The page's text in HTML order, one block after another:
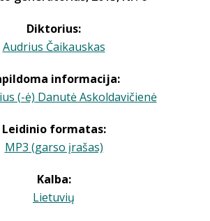
Diktorius:
Audrius Čaikauskas
informacija:
(-ė) Danutė Askoldavičienė
Leidinio formatas:
MP3 (garso įrašas)
Kalba:
Lietuvių